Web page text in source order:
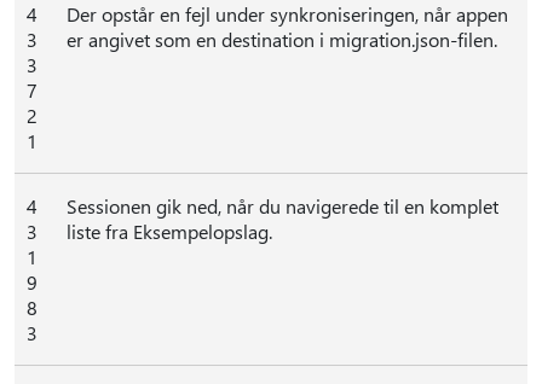
4
3
3
7
2
1
Der opstår en fejl under synkroniseringen, når appen
er angivet som en destination i migration.json-filen.
4
3
1
9
8
3
Sessionen gik ned, når du navigerede til en komplet
liste fra Eksempelopslag.